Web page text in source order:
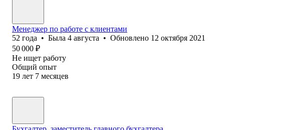
Менеджер по работе с клиентами
52 года • Была 4 августа • Обновлено 12 октября 2021
50 000 ₽
Не ищет работу
Общий опыт
19 лет 7 месяцев